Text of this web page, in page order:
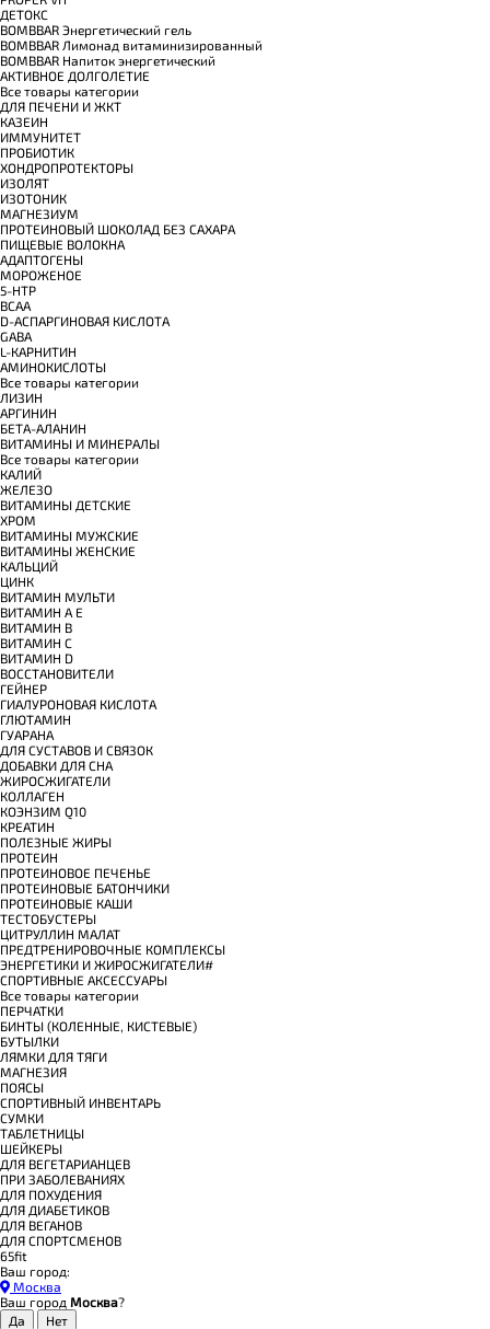
ДЕТОКС
BOMBBAR Энергетический гель
BOMBBAR Лимонад витаминизированный
BOMBBAR Напиток энергетический
АКТИВНОЕ ДОЛГОЛЕТИЕ
Все товары категории
ДЛЯ ПЕЧЕНИ И ЖКТ
КАЗЕИН
ИММУНИТЕТ
ПРОБИОТИК
ХОНДРОПРОТЕКТОРЫ
ИЗОЛЯТ
ИЗОТОНИК
МАГНЕЗИУМ
ПРОТЕИНОВЫЙ ШОКОЛАД БЕЗ САХАРА
ПИЩЕВЫЕ ВОЛОКНА
АДАПТОГЕНЫ
МОРОЖЕНОЕ
5-HTP
BCAA
D-АСПАРГИНОВАЯ КИСЛОТА
GABA
L-КАРНИТИН
АМИНОКИСЛОТЫ
Все товары категории
ЛИЗИН
АРГИНИН
БЕТА-АЛАНИН
ВИТАМИНЫ И МИНЕРАЛЫ
Все товары категории
КАЛИЙ
ЖЕЛЕЗО
ВИТАМИНЫ ДЕТСКИЕ
ХРОМ
ВИТАМИНЫ МУЖСКИЕ
ВИТАМИНЫ ЖЕНСКИЕ
КАЛЬЦИЙ
ЦИНК
ВИТАМИН МУЛЬТИ
ВИТАМИН A E
ВИТАМИН B
ВИТАМИН C
ВИТАМИН D
ВОССТАНОВИТЕЛИ
ГЕЙНЕР
ГИАЛУРОНОВАЯ КИСЛОТА
ГЛЮТАМИН
ГУАРАНА
ДЛЯ СУСТАВОВ И СВЯЗОК
ДОБАВКИ ДЛЯ СНА
ЖИРОСЖИГАТЕЛИ
КОЛЛАГЕН
КОЭНЗИМ Q10
КРЕАТИН
ПОЛЕЗНЫЕ ЖИРЫ
ПРОТЕИН
ПРОТЕИНОВОЕ ПЕЧЕНЬЕ
ПРОТЕИНОВЫЕ БАТОНЧИКИ
ПРОТЕИНОВЫЕ КАШИ
ТЕСТОБУСТЕРЫ
ЦИТРУЛЛИН МАЛАТ
ПРЕДТРЕНИРОВОЧНЫЕ КОМПЛЕКСЫ
ЭНЕРГЕТИКИ И ЖИРОСЖИГАТЕЛИ#
СПОРТИВНЫЕ АКСЕССУАРЫ
Все товары категории
ПЕРЧАТКИ
БИНТЫ (КОЛЕННЫЕ, КИСТЕВЫЕ)
БУТЫЛКИ
ЛЯМКИ ДЛЯ ТЯГИ
МАГНЕЗИЯ
ПОЯСЫ
СПОРТИВНЫЙ ИНВЕНТАРЬ
СУМКИ
ТАБЛЕТНИЦЫ
ШЕЙКЕРЫ
ДЛЯ ВЕГЕТАРИАНЦЕВ
ПРИ ЗАБОЛЕВАНИЯХ
ДЛЯ ПОХУДЕНИЯ
ДЛЯ ДИАБЕТИКОВ
ДЛЯ ВЕГАНОВ
ДЛЯ СПОРТСМЕНОВ
65fit
Ваш город:
Москва
Ваш город Москва?